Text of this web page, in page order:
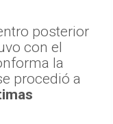
posterior
con el
la
procedió a